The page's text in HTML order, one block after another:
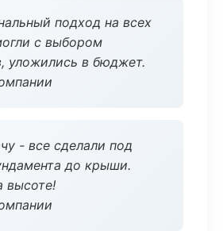
подход на всех
с выбором
уложились в бюджет.
- все сделали под
до крыши.
высоте!